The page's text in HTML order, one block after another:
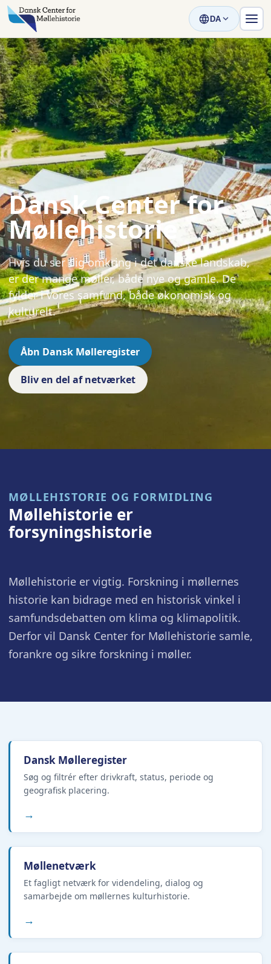
DA
Dansk Center for
Møllehistorie
Hvis du ser dig omkring i det danske landskab,
er der mange møller, både nye og gamle. De
fylder i vores samfund, både økonomisk og
kulturelt.
Åbn Dansk Mølleregister
Bliv en del af netværket
MØLLEHISTORIE OG FORMIDLING
Møllehistorie er
forsyningshistorie
Møllehistorie er vigtig. Forskning i møllernes
historie kan bidrage med en historisk vinkel i
samfundsdebatten om klima og klimapolitik.
Derfor vil Dansk Center for Møllehistorie samle,
forankre og sikre forskning i møller.
Dansk Mølleregister
Søg og filtrér efter drivkraft, status, periode og
geografisk placering.
→
Møllenetværk
Et fagligt netværk for videndeling, dialog og
samarbejde om møllernes kulturhistorie.
→